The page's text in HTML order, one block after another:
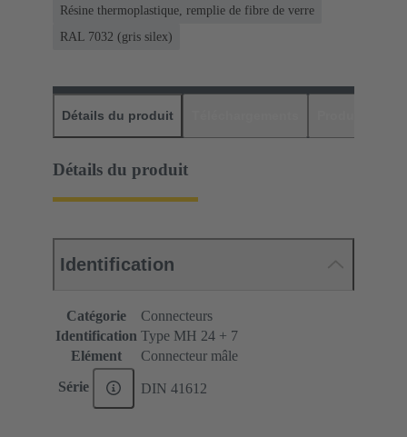
Résine thermoplastique, remplie de fibre de verre
RAL 7032 (gris silex)
Détails du produit
Détails du produit
Identification
Catégorie
Connecteurs
Identification Type MH 24 + 7
Elément
Connecteur mâle
Série DIN 41612